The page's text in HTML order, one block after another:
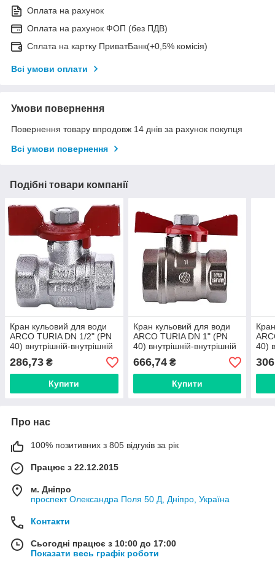
Оплата на рахунок
Оплата на рахунок ФОП (без ПДВ)
Сплата на картку ПриватБанк(+0,5% комісія)
Всі умови оплати
Умови повернення
Повернення товару впродовж 14 днів за рахунок покупця
Всі умови повернення
Подібні товари компанії
Кран кульовий для води
ARCO TURIA DN 1/2" (PN
40) внутрішній-внутрішній
0120608
286,73 ₴
Купити
Кран кульовий для води
ARCO TURIA DN 1" (PN
40) внутрішній-внутрішній
0121008
666,74₴
Купити
40)
Про нас
100% позитивних з 805 відгуків за рік
Працює з 22.12.2015
м. Дніпро
проспект Олександра Поля 50 Д, Дніпро, Україна
Контакти
Сьогодні працює з 10:00 до 17:00
Показати весь графік роботи